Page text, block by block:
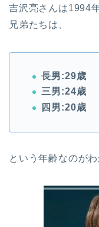
吉沢亮さんは1994
兄弟たちは、
長男:29歳
三男:24歳
四男:20歳
という年齢なのがわ